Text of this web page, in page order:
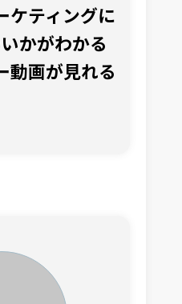
ケティングに
かがわかる
動画が見れる